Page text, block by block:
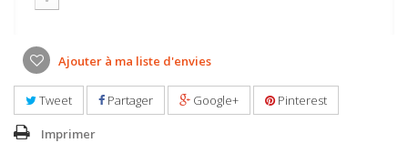
Ajouter à ma liste d'envies
Tweet Partager Google+ Pinterest
Imprimer